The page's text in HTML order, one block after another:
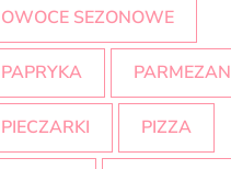
OWOCE SEZONOWE
PAPRYKA PARMEZAN
PIECZARKI PIZZA